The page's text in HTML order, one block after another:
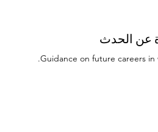
عن الحدث
Guidance on future careers in